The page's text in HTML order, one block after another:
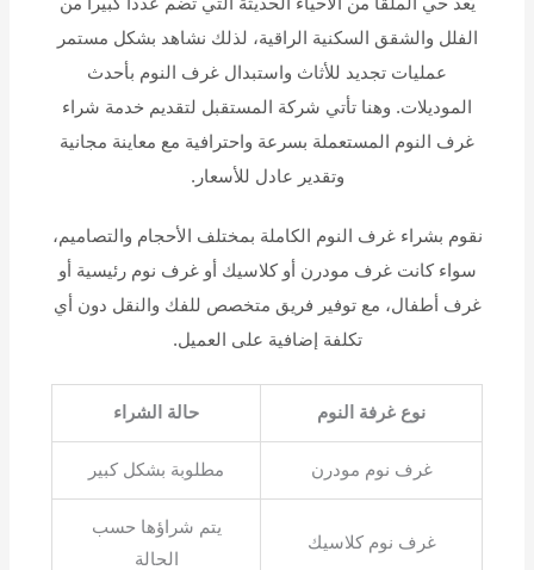
الفلل والشقق السكنية الراقية، لذلك نشاهد بشكل مستمر
عمليات تجديد للأثاث واستبدال غرف النوم بأحدث
الموديلات. وهنا تأتي شركة المستقبل لتقديم خدمة شراء
غرف النوم المستعملة بسرعة واحترافية مع معاينة مجانية
وتقدير عادل للأسعار.
نقوم بشراء غرف النوم الكاملة بمختلف الأحجام والتصاميم،
سواء كانت غرف مودرن أو كلاسيك أو غرف نوم رئيسية أو
غرف أطفال، مع توفير فريق متخصص للفك والنقل دون أي
تكلفة إضافية على العميل.
نوع غرفة النوم حالة الشراء
غرف نوم مودرن مطلوبة بشكل كبير
غرف نوم كلاسيك
يتم شراؤها حسب
الحالة